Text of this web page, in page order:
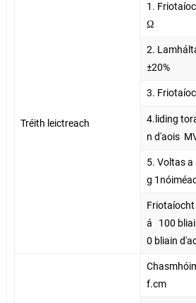
Tréith leictreach
1.
Ω
2.
±20%
3.
4.liding
n d'aois
5. Voltas a
g 1nóiméad
Friotaíocht
á
100
0 bliain
f.cm